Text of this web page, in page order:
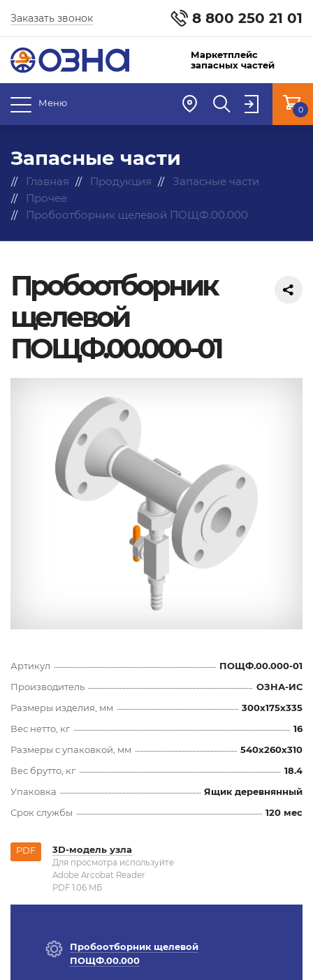
8 800 250 21 01
Заказать звонок
Маркетплейс
запасных частей
Меню
0
Запасные части
Главная Продукция
Запасные части
Прочее
Пробоотборник щелевой ПОЩФ.00.000
Пробоотборник
щелевой
ПОЩФ.00.000-01
Артикул
ПОЩФ.00.000-01
Производитель
ОЗНА-ИС
Размеры изделия, мм
300x175x335
Вес нетто, кг
16
Размеры с упаковкой, мм
540x260x310
Вес брутто, кг
18.4
Упаковка
Ящик деревнянный
Срок службы
120 мес
PDF 3D-модель узла
Для просмотра используйте
Adobe Arcobat Reader
PDF 1.06 MБ
Пробоотборник щелевой
ПОЩФ.00.000